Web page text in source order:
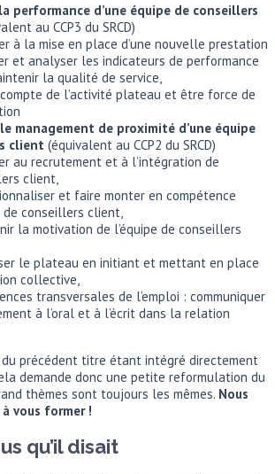
performance d’une équipe de conseillers
au CCP3 du SRCD)
à la mise en place d’une nouvelle prestation
et analyser les indicateurs de performance
la qualité de service,
de l’activité plateau et être force de
management de proximité d’une équipe
client (équivalent au CCP2 du SRCD)
au recrutement et à l’intégration de
client,
et faire monter en compétence
de conseillers client,
la motivation de l’équipe de conseillers
le plateau en initiant et mettant en place
collective,
transversales de l’emploi : communiquer
à l’oral et à l’écrit dans la relation
du précédent titre étant intégré directement
demande donc une petite reformulation du
thèmes sont toujours les mêmes. Nous
vous former !
qu’il disait